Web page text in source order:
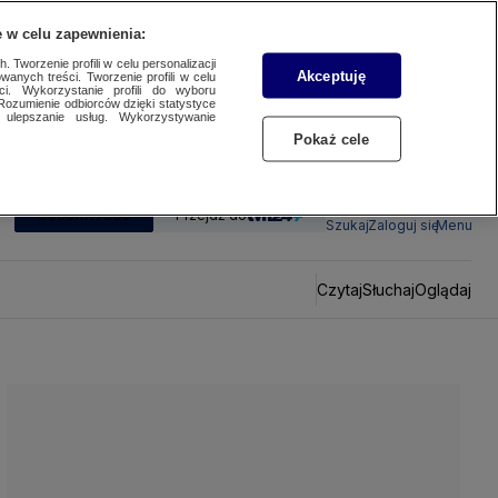
SUBSKRYBUJ Przejdź do
SzukajZaloguj sięMenu
CzytajSłuchajOglądaj
w celu zapewnienia:
Tworzenie profili w celu personalizacji
treści. Tworzenie profili w celu
Wykorzystanie profili do wyboru
odbiorców dzięki statystyce
usług. Wykorzystywanie
Akceptuję
Pokaż cele